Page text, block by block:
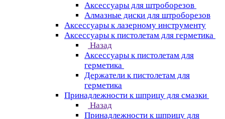
Аксессуары для штроборезов
Алмазные диски для штроборезов
Аксессуары к лазерному инструменту
Аксессуары к пистолетам для герметика
Назад
Аксессуары к пистолетам для
герметика
Держатели к пистолетам для
герметика
Принадлежности к шприцу для смазки
Назад
Принадлежности к шприцу для